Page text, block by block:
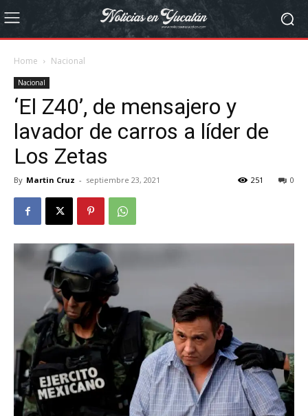
Home Nacional
Nacional
‘El Z40’, de mensajero y
lavador de carros a líder de
Los Zetas
By Martin Cruz - septiembre 23, 2021 0
251